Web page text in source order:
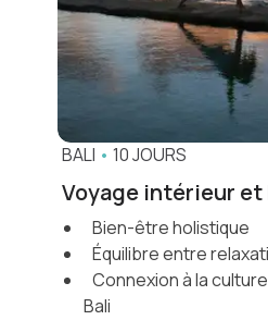
découverte et journées libres.
l’expertise de votre
en Asieet créons
rythme.
BALI • 10 JOURS
Voyage intérieur et
Bien-être holistique
Équilibre entre
Connexion à la
Bali